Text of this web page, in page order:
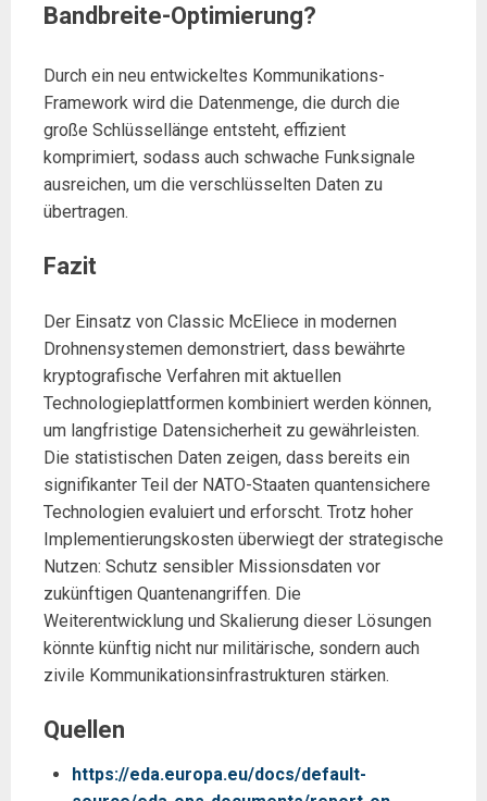
Bandbreite-Optimierung?
Durch ein neu entwickeltes Kommunikations-
Framework wird die Datenmenge, die durch die
große Schlüssellänge entsteht, effizient
komprimiert, sodass auch schwache Funksignale
ausreichen, um die verschlüsselten Daten zu
übertragen.
Fazit
Der Einsatz von Classic McEliece in modernen
Drohnensystemen demonstriert, dass bewährte
kryptografische Verfahren mit aktuellen
Technologieplattformen kombiniert werden können,
um langfristige Datensicherheit zu gewährleisten.
Die statistischen Daten zeigen, dass bereits ein
signifikanter Teil der NATO-Staaten quantensichere
Technologien evaluiert und erforscht. Trotz hoher
Implementierungskosten überwiegt der strategische
Nutzen: Schutz sensibler Missionsdaten vor
zukünftigen Quantenangriffen. Die
Weiterentwicklung und Skalierung dieser Lösungen
könnte künftig nicht nur militärische, sondern auch
zivile Kommunikationsinfrastrukturen stärken.
Quellen
https://eda.europa.eu/docs/default-